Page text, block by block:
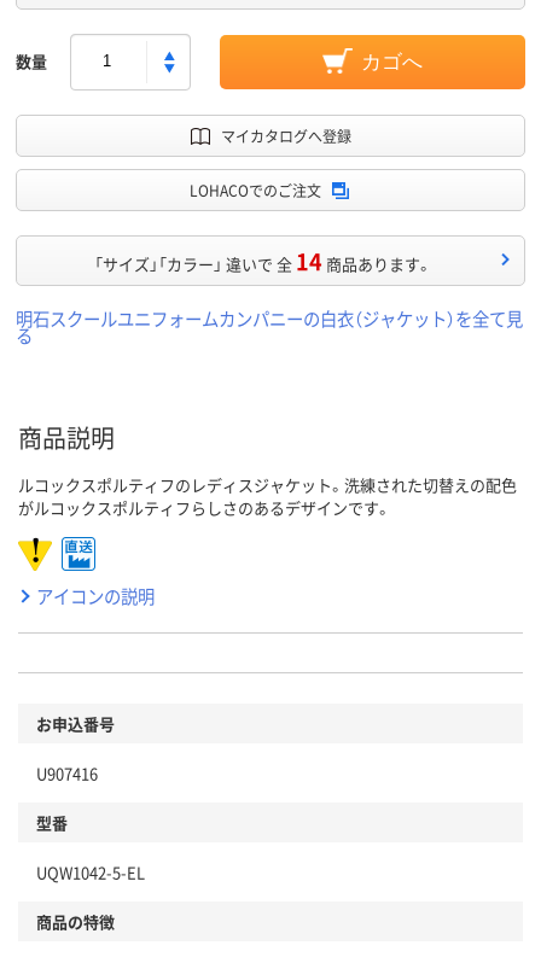
数量 カゴへ
マイカタログへ登録
LOHACOでのご注文
「サイズ」「カラー」 違いで 全 14 商品あります。
明石スクールユニフォームカンパニーの白衣（ジャケット）を全て見
る
商品説明
ルコックスポルティフのレディスジャケット。洗練された切替えの配色
がルコックスポルティフらしさのあるデザインです。
アイコンの説明
お申込番号
U907416
型番
UQW1042-5-EL
商品の特徴